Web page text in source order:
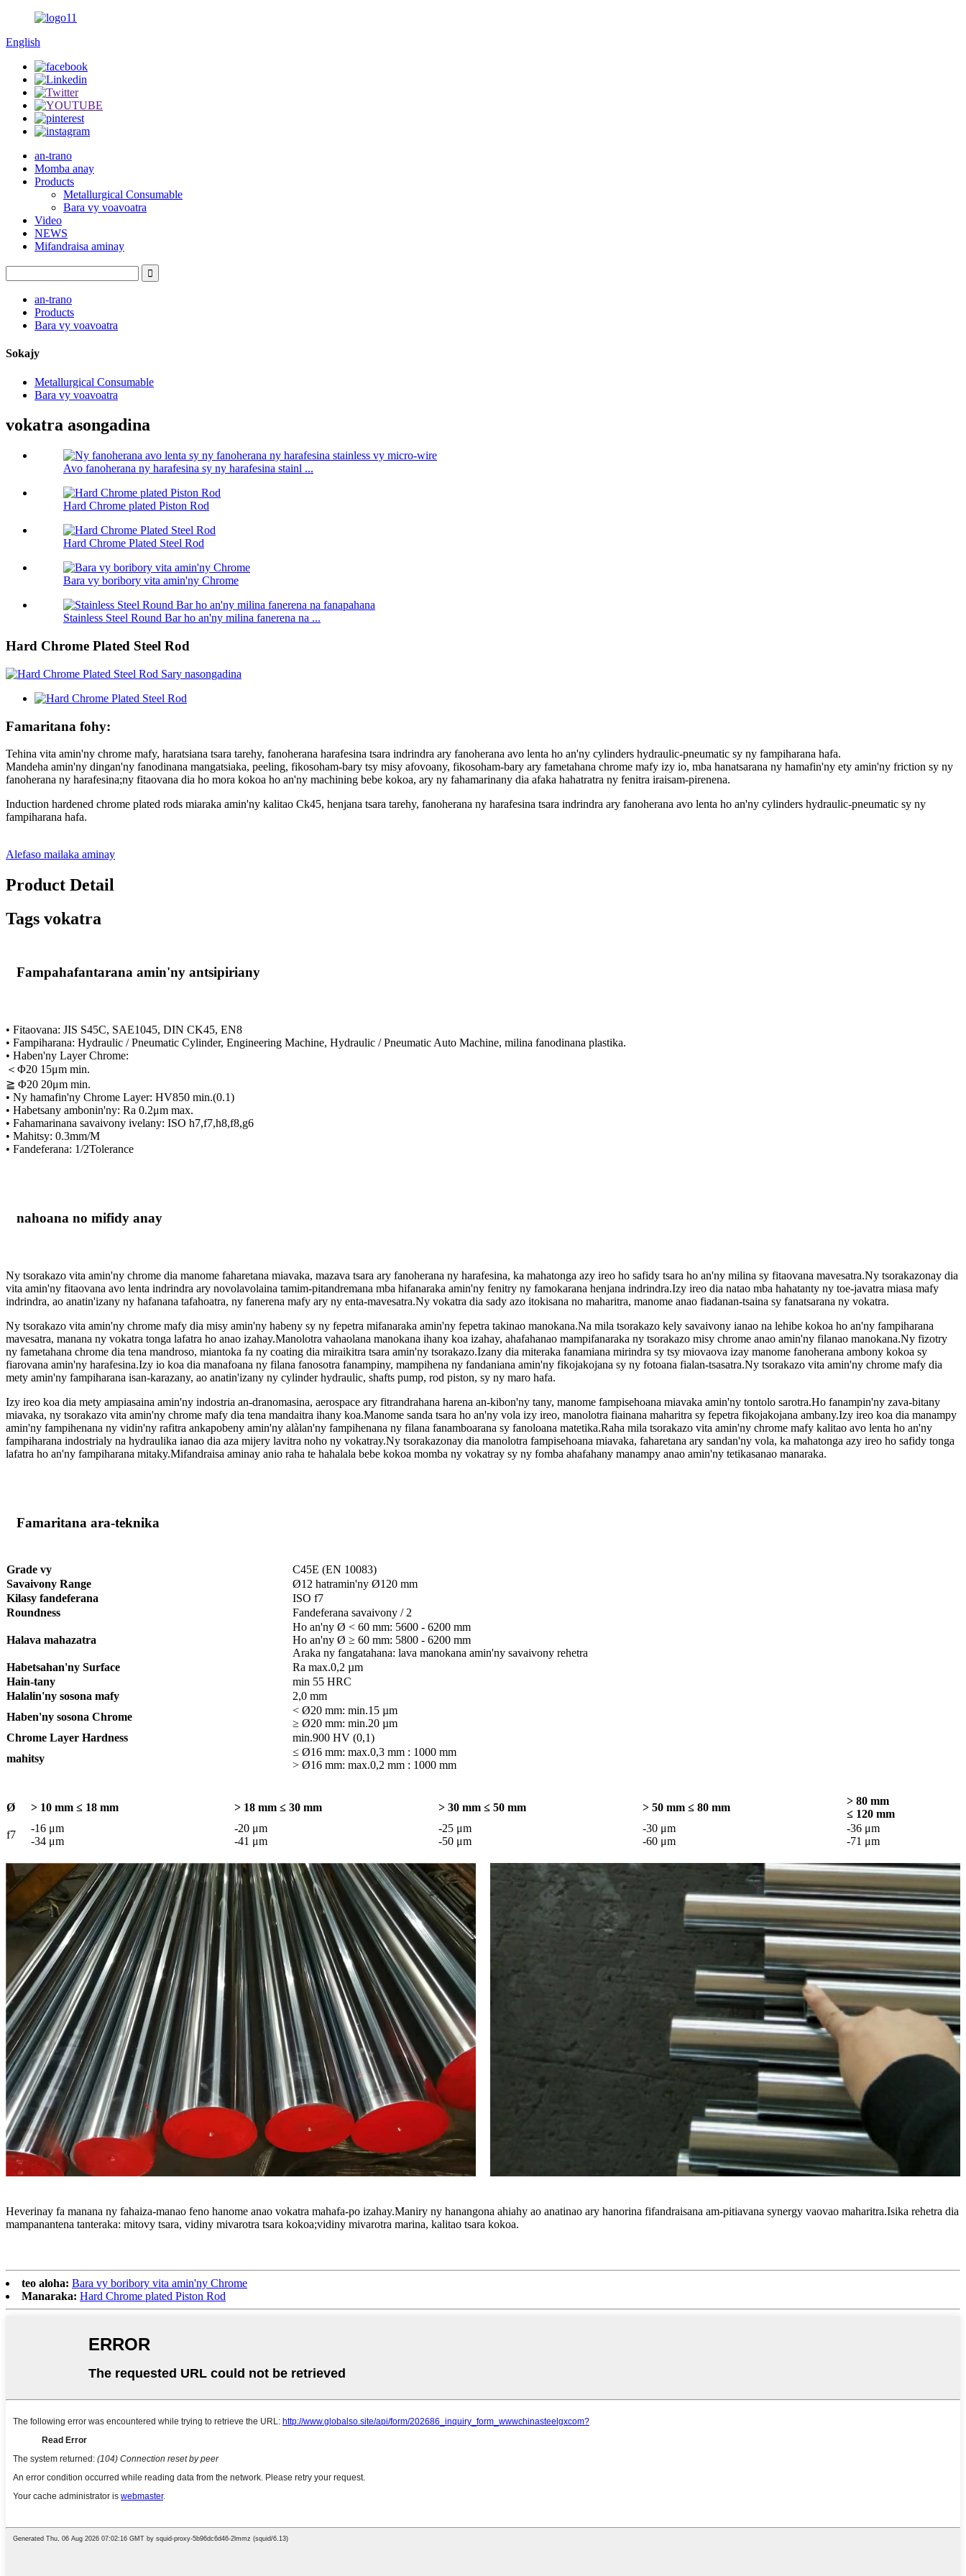
English
an-trano
Momba anay
Products
Metallurgical Consumable
Bara vy voavoatra
Video
NEWS
Mifandraisa aminay
an-trano
Products
Bara vy voavoatra
Sokajy
Metallurgical Consumable
Bara vy voavoatra
vokatra asongadina
Avo fanoherana ny harafesina sy ny harafesina stainl ...
Hard Chrome plated Piston Rod
Hard Chrome Plated Steel Rod
Bara vy boribory vita amin'ny Chrome
Stainless Steel Round Bar ho an'ny milina fanerena na ...
Hard Chrome Plated Steel Rod
Famaritana fohy:
Tehina vita amin'ny chrome mafy, haratsiana tsara tarehy, fanoherana harafesina tsara indrindra ary fanoherana avo lenta ho an'ny cylinders hydraulic-pneumatic sy ny fampiharana hafa.
Mandeha amin'ny dingan'ny fanodinana mangatsiaka, peeling, fikosoham-bary tsy misy afovoany, fikosoham-bary ary fametahana chrome mafy izy io, mba hanatsarana ny hamafin'ny ety amin'ny friction sy ny
fanoherana ny harafesina;ny fitaovana dia ho mora kokoa ho an'ny machining bebe kokoa, ary ny fahamarinany dia afaka hahatratra ny fenitra iraisam-pirenena.
Induction hardened chrome plated rods miaraka amin'ny kalitao Ck45, henjana tsara tarehy, fanoherana ny harafesina tsara indrindra ary fanoherana avo lenta ho an'ny cylinders hydraulic-pneumatic sy ny
fampiharana hafa.
Alefaso mailaka aminay
Product Detail
Tags vokatra
Fampahafantarana amin'ny antsipiriany
• Fitaovana: JIS S45C, SAE1045, DIN CK45, EN8
• Fampiharana: Hydraulic / Pneumatic Cylinder, Engineering Machine, Hydraulic / Pneumatic Auto Machine, milina fanodinana plastika.
• Haben'ny Layer Chrome:
＜Φ20 15μm min.
≧ Φ20 20μm min.
• Ny hamafin'ny Chrome Layer: HV850 min.(0.1)
• Habetsany ambonin'ny: Ra 0.2μm max.
• Fahamarinana savaivony ivelany: ISO h7,f7,h8,f8,g6
• Mahitsy: 0.3mm/M
• Fandeferana: 1/2Tolerance
nahoana no mifidy anay
Ny tsorakazo vita amin'ny chrome dia manome faharetana miavaka, mazava tsara ary fanoherana ny harafesina, ka mahatonga azy ireo ho safidy tsara ho an'ny milina sy fitaovana mavesatra.Ny tsorakazonay dia
vita amin'ny fitaovana avo lenta indrindra ary novolavolaina tamim-pitandremana mba hifanaraka amin'ny fenitry ny famokarana henjana indrindra.Izy ireo dia natao mba hahatanty ny toe-javatra miasa mafy
indrindra, ao anatin'izany ny hafanana tafahoatra, ny fanerena mafy ary ny enta-mavesatra.Ny vokatra dia sady azo itokisana no maharitra, manome anao fiadanan-tsaina sy fanatsarana ny vokatra.
Ny tsorakazo vita amin'ny chrome mafy dia misy amin'ny habeny sy ny fepetra mifanaraka amin'ny fepetra takinao manokana.Na mila tsorakazo kely savaivony ianao na lehibe kokoa ho an'ny fampiharana
mavesatra, manana ny vokatra tonga lafatra ho anao izahay.Manolotra vahaolana manokana ihany koa izahay, ahafahanao mampifanaraka ny tsorakazo misy chrome anao amin'ny filanao manokana.Ny fizotry
ny fametahana chrome dia tena mandroso, miantoka fa ny coating dia miraikitra tsara amin'ny tsorakazo.Izany dia miteraka fanamiana mirindra sy tsy miovaova izay manome fanoherana ambony kokoa sy
fiarovana amin'ny harafesina.Izy io koa dia manafoana ny filana fanosotra fanampiny, mampihena ny fandaniana amin'ny fikojakojana sy ny fotoana fialan-tsasatra.Ny tsorakazo vita amin'ny chrome mafy dia
mety amin'ny fampiharana isan-karazany, ao anatin'izany ny cylinder hydraulic, shafts pump, rod piston, sy ny maro hafa.
Izy ireo koa dia mety ampiasaina amin'ny indostria an-dranomasina, aerospace ary fitrandrahana harena an-kibon'ny tany, manome fampisehoana miavaka amin'ny tontolo sarotra.Ho fanampin'ny zava-bitany
miavaka, ny tsorakazo vita amin'ny chrome mafy dia tena mandaitra ihany koa.Manome sanda tsara ho an'ny vola izy ireo, manolotra fiainana maharitra sy fepetra fikojakojana ambany.Izy ireo koa dia manampy
amin'ny fampihenana ny vidin'ny rafitra ankapobeny amin'ny alàlan'ny fampihenana ny filana fanamboarana sy fanoloana matetika.Raha mila tsorakazo vita amin'ny chrome mafy kalitao avo lenta ho an'ny
fampiharana indostrialy na hydraulika ianao dia aza mijery lavitra noho ny vokatray.Ny tsorakazonay dia manolotra fampisehoana miavaka, faharetana ary sandan'ny vola, ka mahatonga azy ireo ho safidy tonga
lafatra ho an'ny fampiharana mitaky.Mifandraisa aminay anio raha te hahalala bebe kokoa momba ny vokatray sy ny fomba ahafahany manampy anao amin'ny tetikasanao manaraka.
Famaritana ara-teknika
Grade vy
C45E (EN 10083)
Savaivony Range
Ø12 hatramin'ny Ø120 mm
Kilasy fandeferana
ISO f7
Roundness
Fandeferana savaivony / 2
Halava mahazatra
Ho an'ny Ø < 60 mm: 5600 - 6200 mm
Ho an'ny Ø ≥ 60 mm: 5800 - 6200 mm
Araka ny fangatahana: lava manokana amin'ny savaivony rehetra
Habetsahan'ny Surface
Ra max.0,2 µm
Hain-tany
min 55 HRC
Halalin'ny sosona mafy
2,0 mm
Haben'ny sosona Chrome
< Ø20 mm: min.15 µm
≥ Ø20 mm: min.20 µm
Chrome Layer Hardness
min.900 HV (0,1)
mahitsy
≤ Ø16 mm: max.0,3 mm : 1000 mm
> Ø16 mm: max.0,2 mm : 1000 mm
Ø > 10 mm ≤ 18 mm > 18 mm ≤ 30 mm > 30 mm ≤ 50 mm > 50 mm ≤ 80 mm
> 80 mm
≤ 120 mm
f7
-16 μm
-34 μm
-20 μm
-41 μm
-25 μm
-50 μm
-30 μm
-60 μm
-36 μm
-71 μm
Heverinay fa manana ny fahaiza-manao feno hanome anao vokatra mahafa-po izahay.Maniry ny hanangona ahiahy ao anatinao ary hanorina fifandraisana am-pitiavana synergy vaovao maharitra.Isika rehetra dia
mampanantena tanteraka: mitovy tsara, vidiny mivarotra tsara kokoa;vidiny mivarotra marina, kalitao tsara kokoa.
teo aloha: Bara vy boribory vita amin'ny Chrome
Manaraka: Hard Chrome plated Piston Rod